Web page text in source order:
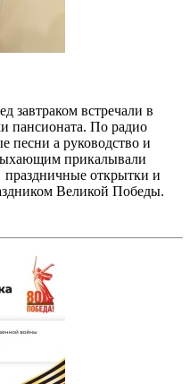
завтраком встречали в
пансионата. По радио
песни а руководство и
прикалывали
праздничные открытки и
Великой Победы.